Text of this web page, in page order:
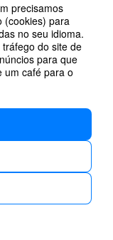
precisamos
(cookies) para
no seu idioma.
do site de
para que
um café para o
mais opções
mais rápido e